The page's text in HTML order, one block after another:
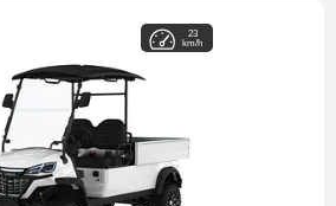
23
km/h